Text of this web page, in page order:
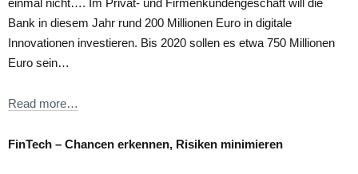
Bank in diesem Jahr rund 200 Millionen Euro in digitale
Innovationen investieren. Bis 2020 sollen es etwa 750 Millionen
Euro sein…
Read more…
FinTech – Chancen erkennen, Risiken minimieren